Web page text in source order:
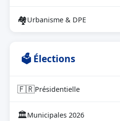
🏘Urbanisme & DPE
🗳 Élections
🇫🇷Présidentielle
🏛Municipales 2026